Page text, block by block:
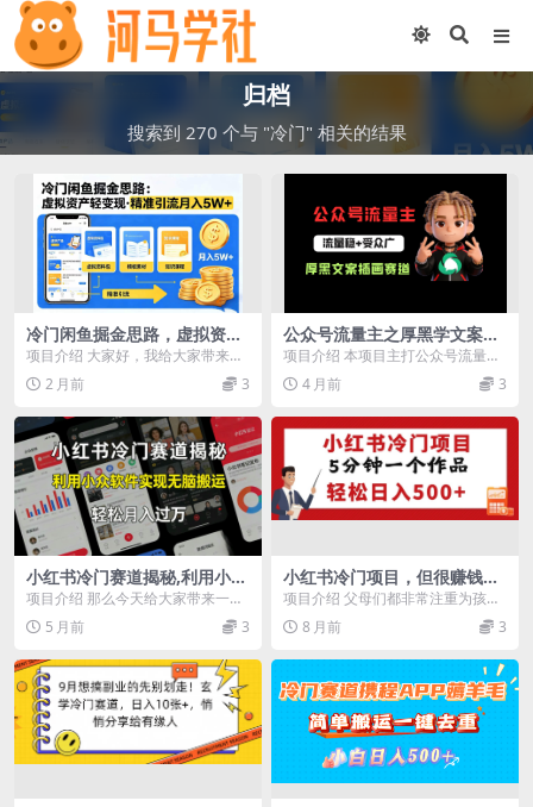
归档
搜索到 270 个与 "冷门" 相关的结果
冷门闲鱼掘金思路，虚拟资产
轻变现，精准引流月入 5W+
项目介绍 大家好，我给大家带来的
项目叫做：闲鱼引流掘金，虚拟变
现新玩法，配合全网...
2 月前 3
公众号流量主之厚黑学文案插
画赛道，冷门玩法篇篇过万阅
读
项目介绍 本项目主打公众号流量主
厚黑学文案 + 治愈卡通插画全新玩
法，以三段扎心...
4 月前 3
小红书冷门赛道揭秘,利用小众
软件，实现无脑搬运，轻松月
入过万！
项目介绍 那么今天给大家带来一个
流量非常爆的赛道 大家应该不知道
一天的流量 哪个...
5 月前 3
小红书冷门项目，但很赚钱，
5分钟一个原创作品，轻松日
入500+
项目介绍 父母们都非常注重为孩子
提供最好的物质条件，但在学习成
长方面更不应该掉以...
8 月前 3